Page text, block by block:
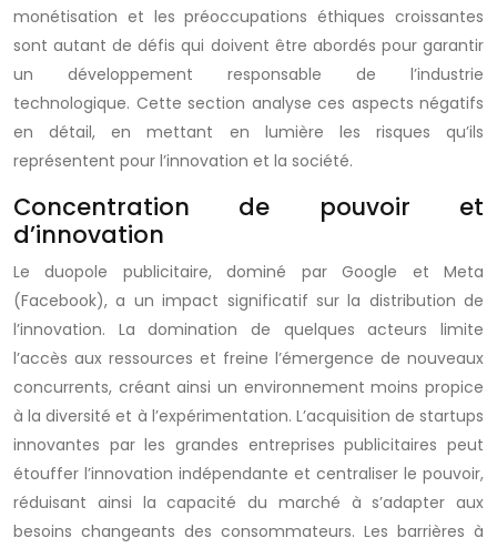
monétisation et les préoccupations éthiques croissantes
sont autant de défis qui doivent être abordés pour garantir
un développement responsable de l’industrie
technologique. Cette section analyse ces aspects négatifs
en détail, en mettant en lumière les risques qu’ils
représentent pour l’innovation et la société.
Concentration de pouvoir et
d’innovation
Le duopole publicitaire, dominé par Google et Meta
(Facebook), a un impact significatif sur la distribution de
l’innovation. La domination de quelques acteurs limite
l’accès aux ressources et freine l’émergence de nouveaux
concurrents, créant ainsi un environnement moins propice
à la diversité et à l’expérimentation. L’acquisition de startups
innovantes par les grandes entreprises publicitaires peut
étouffer l’innovation indépendante et centraliser le pouvoir,
réduisant ainsi la capacité du marché à s’adapter aux
besoins changeants des consommateurs. Les barrières à